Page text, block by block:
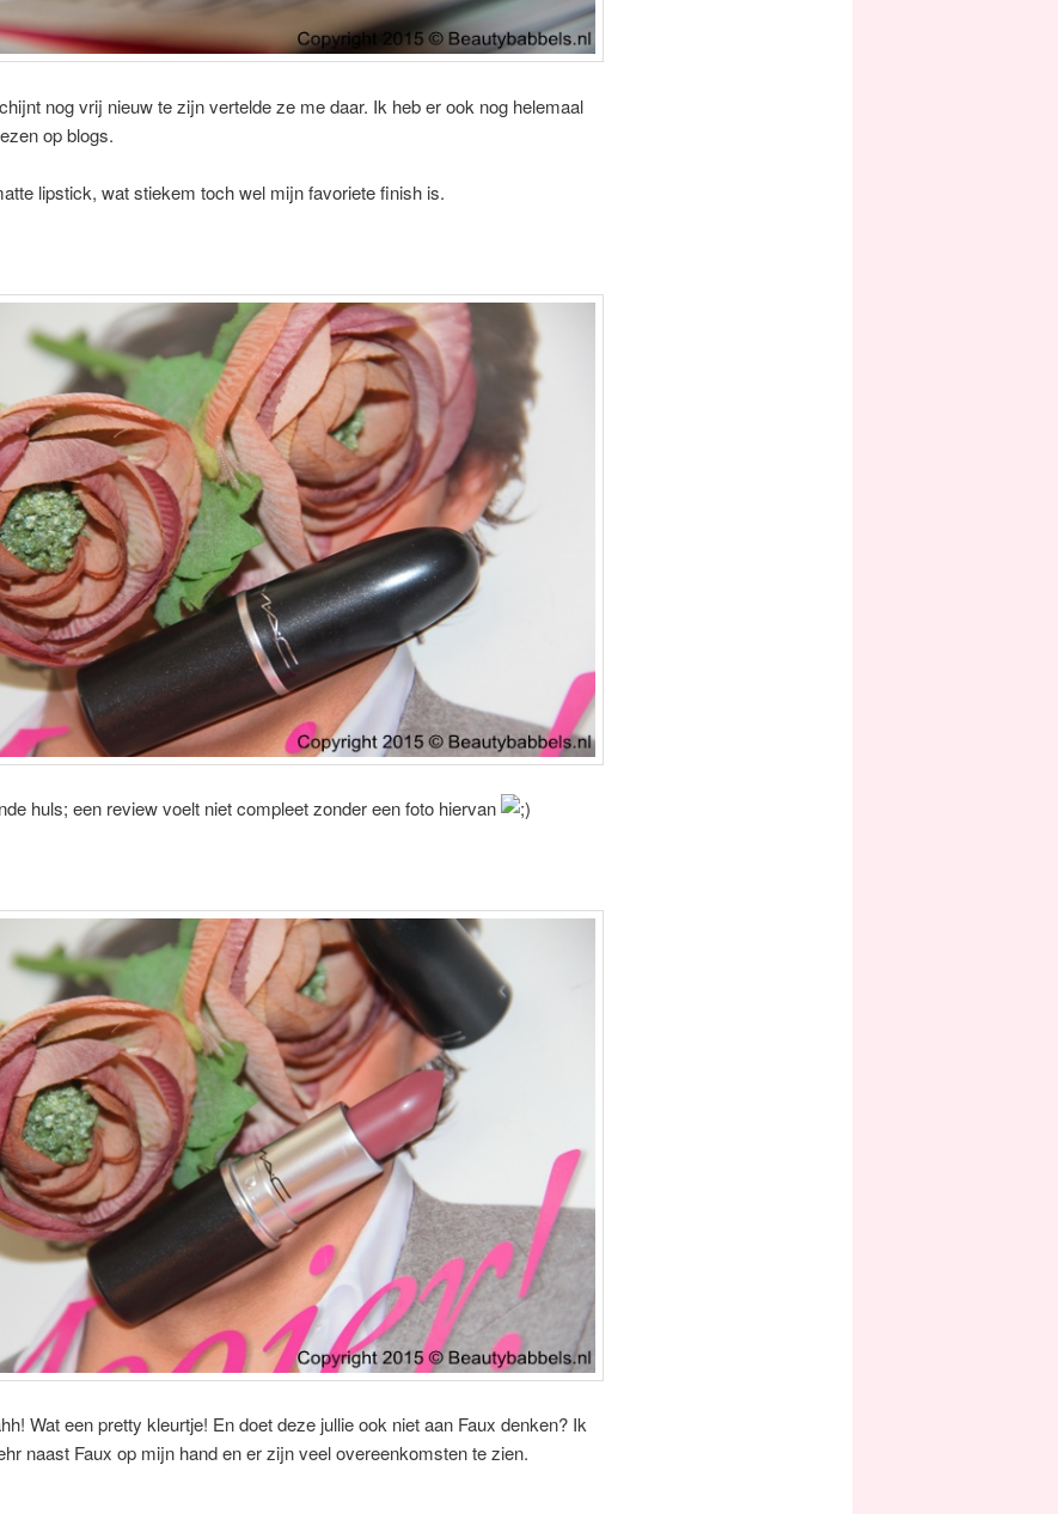
nog vrij nieuw te zijn vertelde ze me daar. Ik heb er ook nog helemaal
op blogs.
lipstick, wat stiekem toch wel mijn favoriete finish is.
huls; een review voelt niet compleet zonder een foto hiervan
Wat een pretty kleurtje! En doet deze jullie ook niet aan Faux denken? Ik
naast Faux op mijn hand en er zijn veel overeenkomsten te zien.